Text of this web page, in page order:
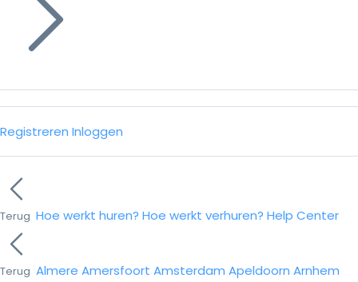
Registreren Inloggen
Terug Hoe werkt huren? Hoe werkt verhuren? Help Center
Terug Almere Amersfoort Amsterdam Apeldoorn Arnhem